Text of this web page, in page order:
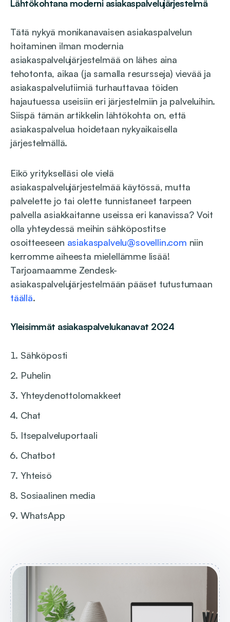
Lähtökohtana moderni asiakaspalvelujärjestelmä
Tätä nykyä monikanavaisen asiakaspalvelun
hoitaminen ilman modernia
asiakaspalvelujärjestelmää on lähes aina
tehotonta, aikaa (ja samalla resursseja) vievää ja
asiakaspalvelutiimiä turhauttavaa töiden
hajautuessa useisiin eri järjestelmiin ja palveluihin.
Siispä tämän artikkelin lähtökohta on, että
asiakaspalvelua hoidetaan nykyaikaisella
järjestelmällä.
Eikö yritykselläsi ole vielä
asiakaspalvelujärjestelmää käytössä, mutta
palvelette jo tai olette tunnistaneet tarpeen
palvella asiakkaitanne useissa eri kanavissa? Voit
olla yhteydessä meihin sähköpostitse
osoitteeseen asiakaspalvelu@sovellin.com niin
kerromme aiheesta mielellämme lisää!
Tarjoamaamme Zendesk-
asiakaspalvelujärjestelmään pääset tutustumaan
täällä.
Yleisimmät asiakaspalvelukanavat 2024
Sähköposti
Puhelin
Yhteydenottolomakkeet
Chat
Itsepalveluportaali
Chatbot
Yhteisö
Sosiaalinen media
WhatsApp